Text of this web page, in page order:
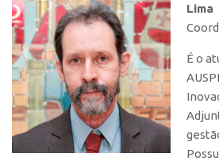
Polo Capital
Polo Lorena
Polo Ribeirão Preto
Polo São Carlos
Programas
Bolsa Empreendedorismo
Lima
É o